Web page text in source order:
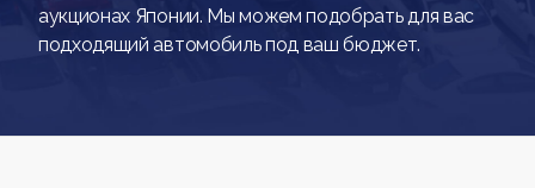
аукционах Японии. Мы можем подобрать для вас
подходящий автомобиль под ваш бюджет.